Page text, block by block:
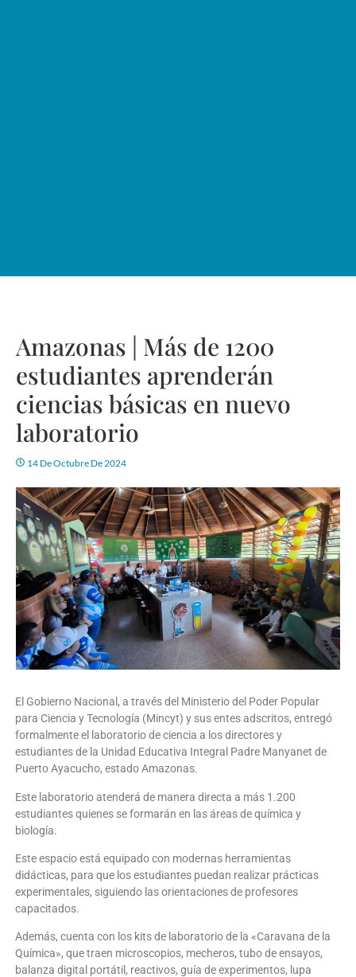
Amazonas | Más de 1200
estudiantes aprenderán
ciencias básicas en nuevo
laboratorio
14 De Octubre De 2024
El Gobierno Nacional, a través del Ministerio del Poder Popular
para Ciencia y Tecnología (Mincyt) y sus entes adscritos, entregó
formalmente el laboratorio de ciencia a los directores y
estudiantes de la Unidad Educativa Integral Padre Manyanet de
Puerto Ayacucho, estado Amazonas.
Este laboratorio atenderá de manera directa a más 1.200
estudiantes quienes se formarán en las áreas de química y
biología.
Este espacio está equipado con modernas herramientas
didácticas, para que los estudiantes puedan realizar prácticas
experimentales, siguiendo las orientaciones de profesores
capacitados.
Además, cuenta con los kits de laboratorio de la «Caravana de la
Química», que traen microscopios, mecheros, tubo de ensayos,
balanza digital portátil, reactivos, guía de experimentos, lupa